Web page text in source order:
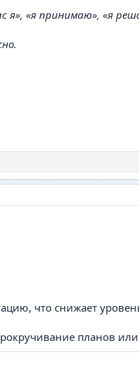
я», «я принимаю», «я
что снижает
планов